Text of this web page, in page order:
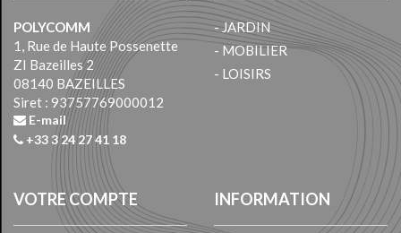
POLYCOMM
1, Rue de Haute Possenette
ZI Bazeilles 2
08140 BAZEILLES
Siret : 93757769000012
E-mail
+33 3 24 27 41 18
- JARDIN
- MOBILIER
- LOISIRS
VOTRE COMPTE INFORMATION